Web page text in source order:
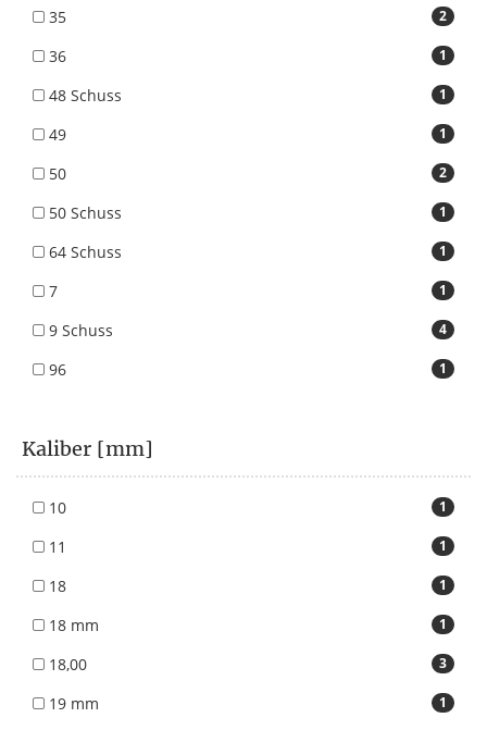
2
35
1
36
1
48 Schuss
1
49
2
50
1
50 Schuss
1
64 Schuss
1
7
4
9 Schuss
1
96
Kaliber [mm]
1
10
1
11
1
18
1
18 mm
3
18,00
1
19 mm